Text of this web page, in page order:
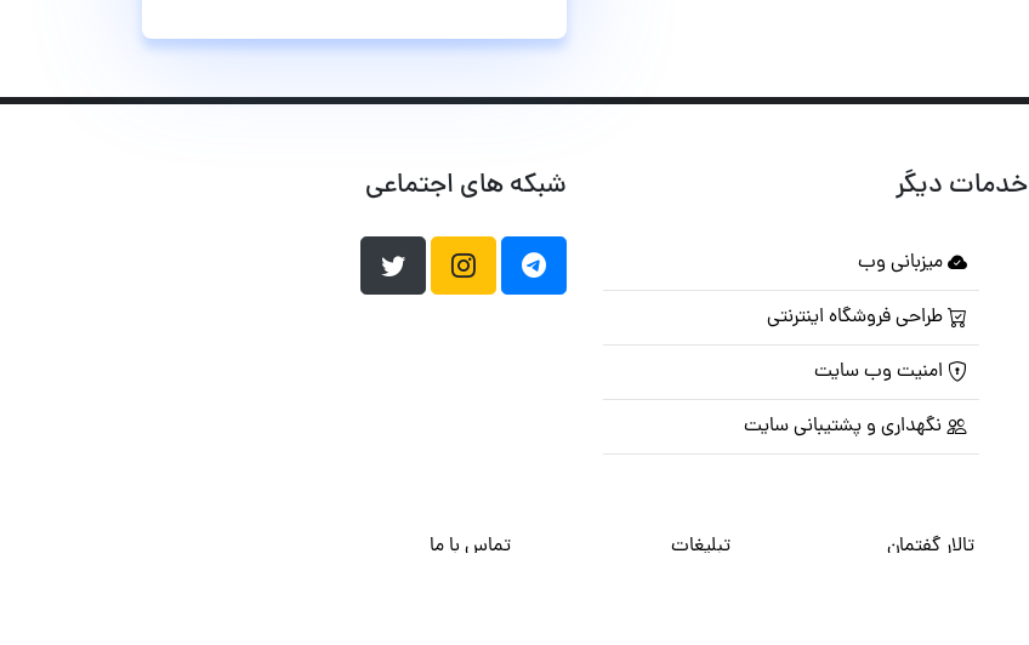
خدمات دیگر
میزبانی وب
طراحی فروشگاه اینترنتی
امنیت وب سایت
نگهداری و پشتیبانی سایت
شبکه های اجتماعی
تالار گفتمان تبلیغات تماس با ما